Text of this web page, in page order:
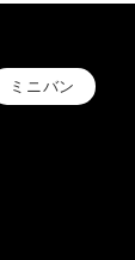
ミニバン